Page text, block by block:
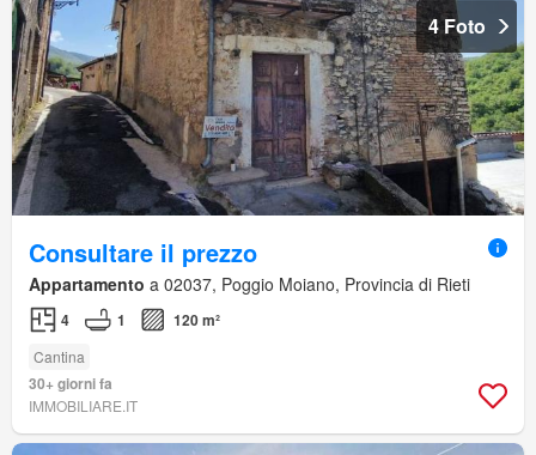
4 Foto
Consultare il prezzo
Appartamento a 02037, Poggio Moiano, Provincia di Rieti
4 1 120 m²
Cantina
30+ giorni fa
IMMOBILIARE.IT